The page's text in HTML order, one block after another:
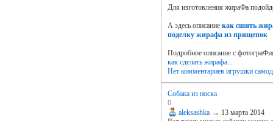
Для изготовления жираФа
А здесь описаниекак сшить
поделку жирафа из прищепок
Подробное описание с
как сделать жирафа...
Нет комментариев игрушки
Собака из носка
0
aleksashka → 13 марта 2014